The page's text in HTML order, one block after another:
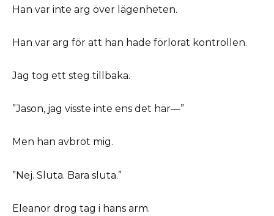
Han var inte arg över lägenheten.
Han var arg för att han hade förlorat kontrollen.
Jag tog ett steg tillbaka.
”Jason, jag visste inte ens det här—”
Men han avbröt mig.
”Nej. Sluta. Bara sluta.”
Eleanor drog tag i hans arm.